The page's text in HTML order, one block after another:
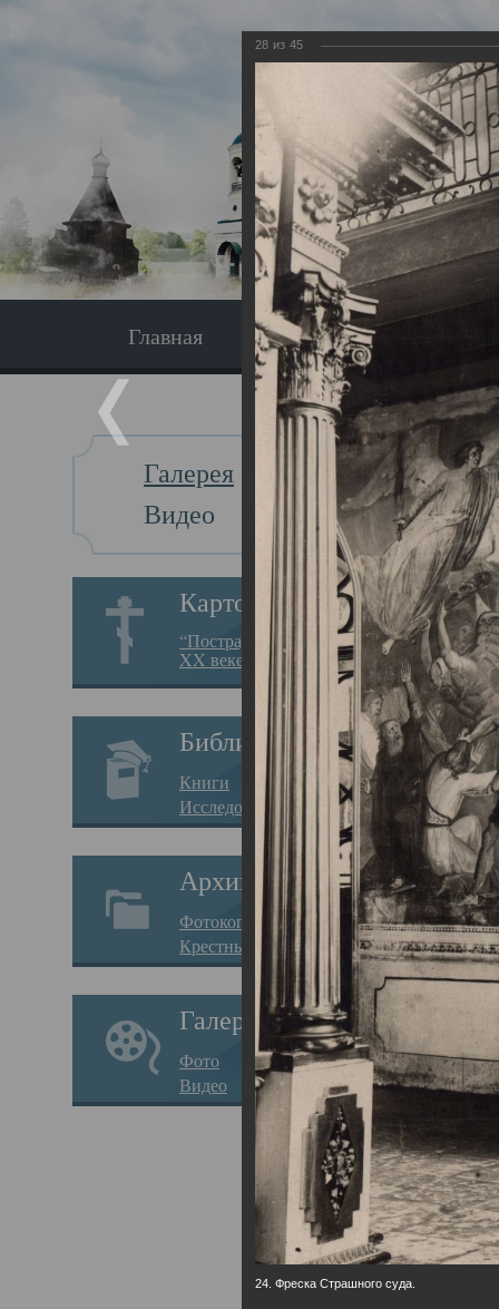
Главная Экскурсия
Галерея
Видео
Картотека
“Пострадавшие за веру в
XX веке на Севере”
Библиотека
Книги
Исследования
Архив
Фотокопии дел
Крестные ходы
Галерея
Фото
Видео
Главная
28 из 45
24. Фреска Страшного суда.